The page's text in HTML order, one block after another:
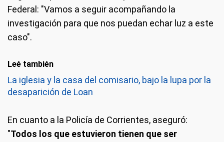
Federal: "Vamos a seguir acompañando la
investigación para que nos puedan echar luz a este
caso".
Leé también
La iglesia y la casa del comisario, bajo la lupa por la
desaparición de Loan
En cuanto a la Policía de Corrientes, aseguró:
"Todos los que estuvieron tienen que ser